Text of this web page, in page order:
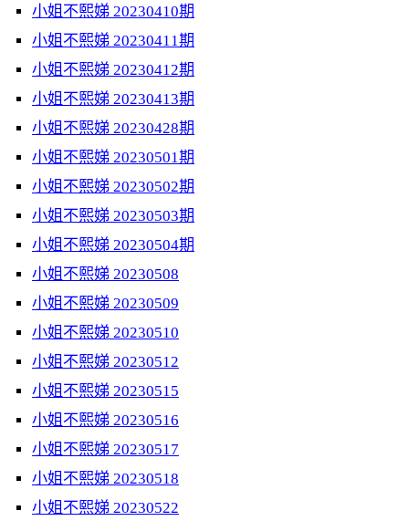
小姐不熙娣 20230410期
小姐不熙娣 20230411期
小姐不熙娣 20230412期
小姐不熙娣 20230413期
小姐不熙娣 20230428期
小姐不熙娣 20230501期
小姐不熙娣 20230502期
小姐不熙娣 20230503期
小姐不熙娣 20230504期
小姐不熙娣 20230508
小姐不熙娣 20230509
小姐不熙娣 20230510
小姐不熙娣 20230512
小姐不熙娣 20230515
小姐不熙娣 20230516
小姐不熙娣 20230517
小姐不熙娣 20230518
小姐不熙娣 20230522